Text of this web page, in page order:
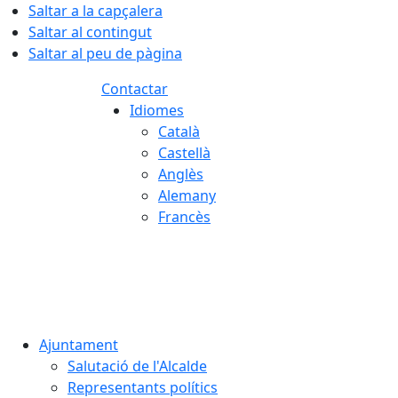
Saltar a la capçalera
Saltar al contingut
Saltar al peu de pàgina
Contactar
Idiomes
Català
Castellà
Anglès
Alemany
Francès
Ajuntament
Salutació de l'Alcalde
Representants polítics